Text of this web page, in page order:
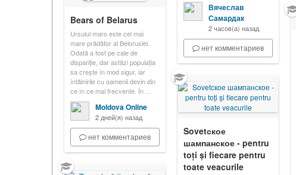
Вячеслав
Самардак
2 часов(а) назад
нет комментариев
Bears of Belarus
Ursulul maro este cel mai
mare prădător al Belorusiei.
Odată a fost pe cale de
dispariție, dar astăzi populația
sa crește în mod sigur, iar
întâlnirile cu oamenii devin din
ce în ce mai frecvente. În …
Moldova Online
2 дней(я) назад
нет комментариев
Sovetское
шампанское - pentru
toți și fiecare pentru
toate veacurile